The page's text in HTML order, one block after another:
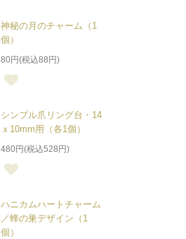
神秘の月のチャーム（1
個）
80円(税込88円)
シンプル爪リング台・14
ｘ10mm用（各1個）
480円(税込528円)
ハニカムハートチャーム
／蜂の巣デザイン（1
個）